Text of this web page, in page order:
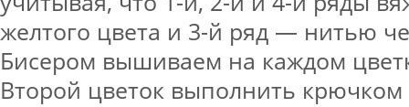
желтого цвета и 3-й ряд — нитью
Бисером вышиваем на каждом
Второй цветок выполнить